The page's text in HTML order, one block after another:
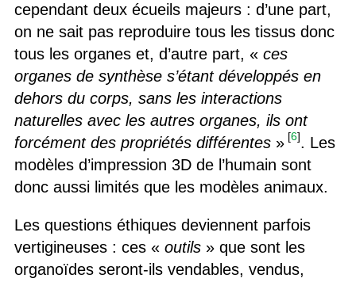
cependant deux écueils majeurs : d’une part,
on ne sait pas reproduire tous les tissus donc
tous les organes et, d’autre part, « ces
organes de synthèse s’étant développés en
dehors du corps, sans les interactions
naturelles avec les autres organes, ils ont
forcément des propriétés différentes» [6]. Les
modèles d’impression 3D de l’humain sont
donc aussi limités que les modèles animaux.
Les questions éthiques deviennent parfois
vertigineuses : ces « outils» que sont les
organoïdes seront-ils vendables, vendus,